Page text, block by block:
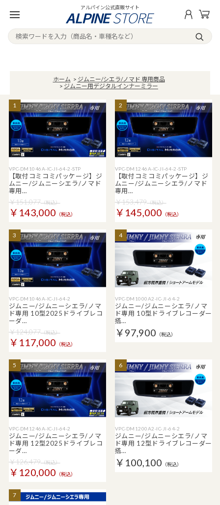
アルパイン公式直販サイト
ホーム > ジムニー/シエラ/ノマド 専用商品
> ジムニー用デジタルインナーミラー
1
VPC-DM1046A-IC-JI-64-2-STP
【取付コミコミパッケージ】ジ
ムニー/ジムニーシエラ/ノマド
専用…
￥151,077（税込）
￥143,000 （税込）
2
VPC-DM1246A-IC-JI-64-2-STP
【取付コミコミパッケージ】ジ
ムニー/ジムニーシエラ/ノマド
専用…
￥153,479（税込）
￥145,000 （税込）
3
VPC-DM1046A-IC-JI-64-2
ジムニー/ジムニーシエラ/ノマ
ド専用 10型2025ドライブレコ
ーダ…
￥124,077（税込）
￥117,000 （税込）
4
VPC-DM1000A2-IC-JI-64-2
ジムニー/ジムニーシエラ/ノマ
ド専用 10型ドライブレコーダー
搭…
￥97,900 （税込）
5
VPC-DM1246A-IC-JI-64-2
ジムニー/ジムニーシエラ/ノマ
ド専用 12型2025ドライブレコ
ーダ…
￥126,479（税込）
￥120,000 （税込）
6
VPC-DM1200A2-IC-JI-64-2
ジムニー/ジムニーシエラ/ノマ
ド専用 12型ドライブレコーダー
搭…
￥100,100 （税込）
7